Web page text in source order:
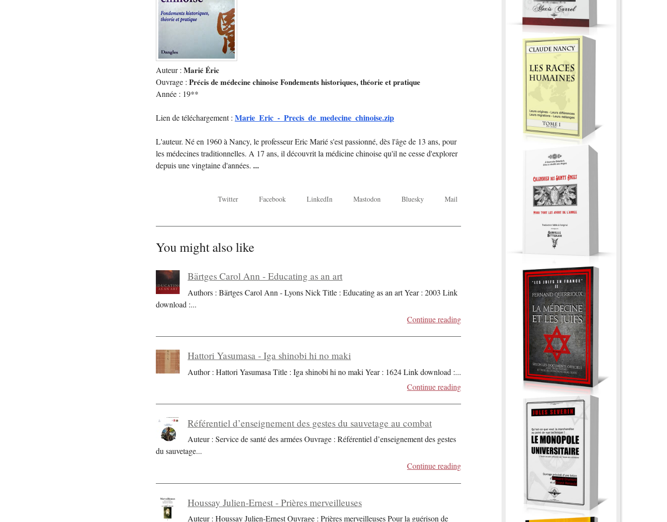
Auteur :Marié Éric
Ouvrage :Précis de médecine chinoise Fondements historiques, théorie et pratique
Année : 19**
Lien de téléchargement :Marie_Eric_-_Precis_de_medecine_chinoise.zip
L'auteur. Né en 1960 à Nancy, le professeur Eric Marié s'est passionné, dès l'âge de 13 ans, pour
les médecines traditionnelles. A 17 ans, il découvrit la médicine chinoise qu'il ne cesse d'explorer
depuis une vingtaine d'années....
Twitter Facebook LinkedIn Mastodon Bluesky Mail
You might also like
Bärtges Carol Ann - Educating as an art
Authors : Bärtges Carol Ann - Lyons Nick Title : Educating as an art Year : 2003 Link
download :...
Continue reading
Hattori Yasumasa - Iga shinobi hi no maki
Author : Hattori Yasumasa Title : Iga shinobi hi no maki Year : 1624 Link download :...
Continue reading
Référentiel d’enseignement des gestes du sauvetage au combat
Auteur : Service de santé des armées Ouvrage : Référentiel d’enseignement des gestes
du sauvetage...
Continue reading
Houssay Julien-Ernest - Prières merveilleuses
Auteur : Houssay Julien-Ernest Ouvrage : Prières merveilleuses Pour la guérison de